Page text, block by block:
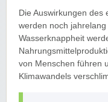
Die Auswirkungen
werden noch
Wasserknappheit
von Menschen führen
Klimawandels